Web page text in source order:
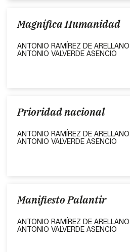
Magnífica Humanidad
ANTONIO RAMÍREZ DE ARELLANO |
ANTONIO VALVERDE ASENCIO
Prioridad nacional
ANTONIO RAMÍREZ DE ARELLANO |
ANTONIO VALVERDE ASENCIO
Manifiesto Palantir
ANTONIO RAMÍREZ DE ARELLANO |
ANTONIO VALVERDE ASENCIO